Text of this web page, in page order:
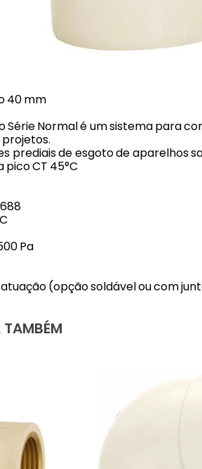
40 mm
Série Normal é um sistema para
prediais de esgoto de aparelhos
CT 45°C
Pa
atuação (opção soldável ou com
TAMBÉM